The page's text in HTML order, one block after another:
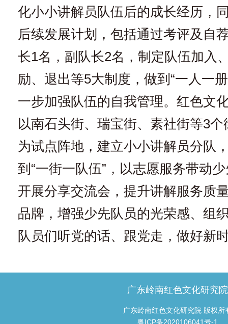
化小小讲解员队伍后的成长经历，
后续发展计划，包括通过考评及自
长1名，副队长2名，制定队伍加入
励、退出等5大制度，做到“一人一
一步加强队伍的自我管理。红色文
以南石头街、瑞宝街、素社街等3
为试点阵地，建立小小讲解员分队
到“一街一队伍”，以志愿服务带动
开展分享交流会，提升讲解服务质
品牌，增强少先队员的光荣感、组
队员们听党的话、跟党走，做好新
广东岭南红色文化研究院
广东岭南红色文化研究院 版权所
粤ICP备2020106041号-1